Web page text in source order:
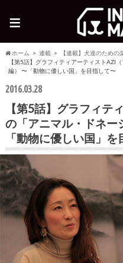
≡
ホーム 連載
【連載】犬達のための
【第5話】グラフィティアーティストAZI
編） 〜「動物に優しい国」を目指して〜
2016.03.28
【第5話】グラフィテ
の「アニマル・ドネー
「動物に優しい国」